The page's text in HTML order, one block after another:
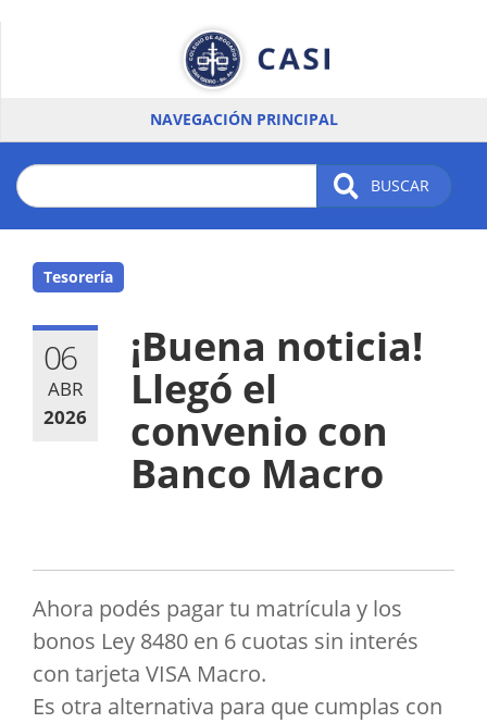
NAVEGACIÓN PRINCIPAL
BUSCAR
Tesorería
06
ABR
2026
¡Buena noticia!
Llegó el
convenio con
Banco Macro
Ahora podés pagar tu matrícula y los
bonos Ley 8480 en 6 cuotas sin interés
con tarjeta VISA Macro.
Es otra alternativa para que cumplas con